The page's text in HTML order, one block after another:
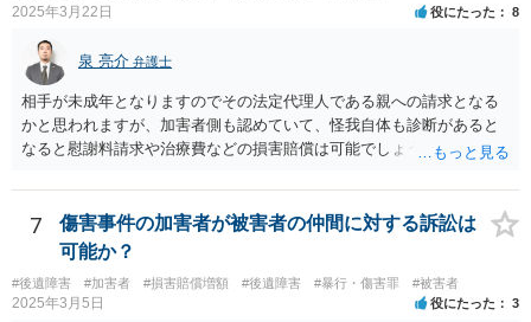
2025年3月22日 役にたった 8
泉 亮介 弁護士
相手が未成年となりますのでその法定代理人である親への請求となる
かと思われますが、加害者側も認めていて、怪我自体も診断があると
なると慰謝料請求や治療費などの損害賠償は可能でしょう。 整骨院へ
い場合が多いです。 また、保険会社から提案される金額は低めに出さ
れることも多いため、その交渉のために弁護士を入れるということも
考えられるかと思われます。
7
傷害事件の加害者が被害者の仲間に対する訴訟は
可能か？
#後遺障害 #加害者 #損害賠償増額 #後遺障害 #暴行・傷害罪 #被害者
2025年3月5日 役にたった 3